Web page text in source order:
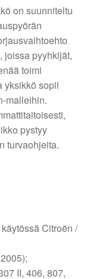
on suunniteltu
joissa pyyhkijät,
toimi
yksikkö sopii
malleihin.
pystyy
turvaohjeita.
Citroën /
II, 406, 807,